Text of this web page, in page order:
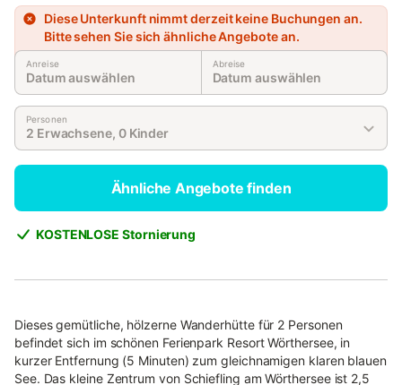
Diese Unterkunft nimmt derzeit keine Buchungen an.
Bitte sehen Sie sich ähnliche Angebote an.
Anreise
Datum auswählen
Abreise
Datum auswählen
Personen
2 Erwachsene, 0 Kinder
Ähnliche Angebote finden
KOSTENLOSE Stornierung
Dieses gemütliche, hölzerne Wanderhütte für 2 Personen
befindet sich im schönen Ferienpark Resort Wörthersee, in
kurzer Entfernung (5 Minuten) zum gleichnamigen klaren blauen
See. Das kleine Zentrum von Schiefling am Wörthersee ist 2,5